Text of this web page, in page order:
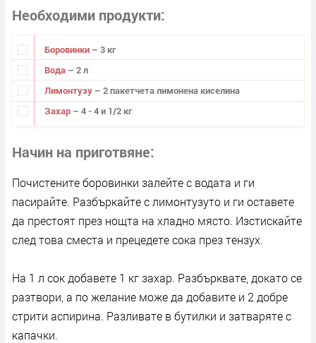
Необходими продукти
Боровинки – 3 кг
Вода – 2 л
Лимонтузу – 2 пакетчета лимонена киселина
Захар – 4 - 4 и 1/2 кг
Начин на приготвяне
Почистените боровинки залейте с водата и ги
пасирайте. Разбъркайте с лимонтузуто и ги оставете
да престоят през нощта на хладно място. Изстискайте
след това сместа и прецедете сока през тензух.
На 1 л сок добавете 1 кг захар. Разбърквате, докато се
разтвори, а по желание може да добавите и 2 добре
стрити аспирина. Разливате в бутилки и затваряте с
капачки.